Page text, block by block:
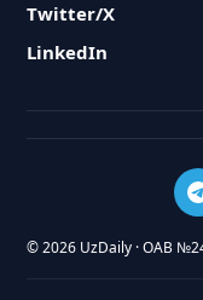
Twitter/X
LinkedIn
© 2026 UzDaily · ОАВ